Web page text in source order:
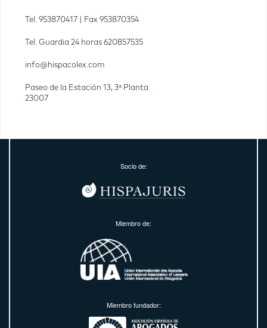
Tel. 953870417 | Fax 953870354
Tel. Guardia 24 horas 620857535
info@hispacolex.com
Paseo de la Estación 13, 3ª Planta
23007
Socio de:
Miembro de:
Miembro fundador: